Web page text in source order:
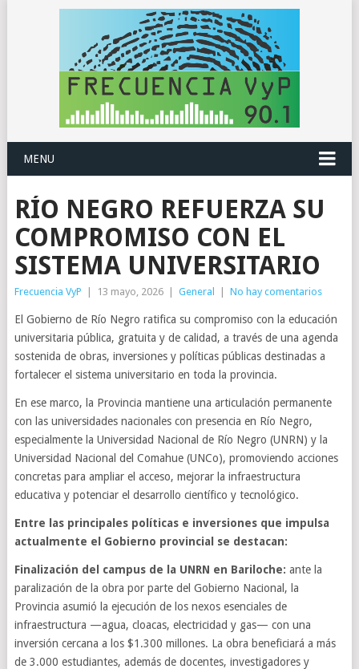
MENU
RÍO NEGRO REFUERZA SU
COMPROMISO CON EL
SISTEMA UNIVERSITARIO
Frecuencia VyP 13 mayo, 2026 General No hay comentarios
El Gobierno de Río Negro ratifica su compromiso con la educación
universitaria pública, gratuita y de calidad, a través de una agenda
sostenida de obras, inversiones y políticas públicas destinadas a
fortalecer el sistema universitario en toda la provincia.
En ese marco, la Provincia mantiene una articulación permanente
con las universidades nacionales con presencia en Río Negro,
especialmente la Universidad Nacional de Río Negro (UNRN) y la
Universidad Nacional del Comahue (UNCo), promoviendo acciones
concretas para ampliar el acceso, mejorar la infraestructura
educativa y potenciar el desarrollo científico y tecnológico.
Entre las principales políticas e inversiones que impulsa
actualmente el Gobierno provincial se destacan:
Finalización del campus de la UNRN en Bariloche: ante la
paralización de la obra por parte del Gobierno Nacional, la
Provincia asumió la ejecución de los nexos esenciales de
infraestructura —agua, cloacas, electricidad y gas— con una
inversión cercana a los $1.300 millones. La obra beneficiará a más
de 3.000 estudiantes, además de docentes, investigadores y